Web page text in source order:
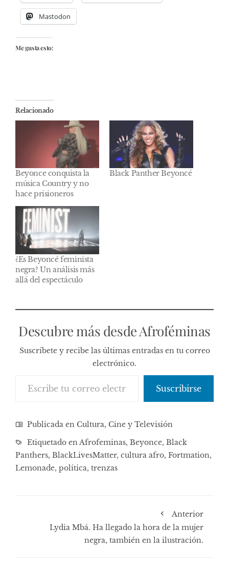
Mastodon
Me gusta esto:
Relacionado
Beyonce conquista la
música Country y no
hace prisioneros
Black Panther Beyoncé
¿Es Beyoncé feminista
negra? Un análisis más
allá del espectáculo
Descubre más desde Afroféminas
Suscríbete y recibe las últimas entradas en tu correo
electrónico.
Suscribirse
Publicada en Cultura, Cine y Televisión
Etiquetado enAfrofeminas, Beyonce, Black
Panthers, BlackLivesMatter, cultura afro, Fortmation,
Lemonade, política, trenzas
Anterior
Lydia Mbá. Ha llegado la hora de la mujer
negra, también en la ilustración.